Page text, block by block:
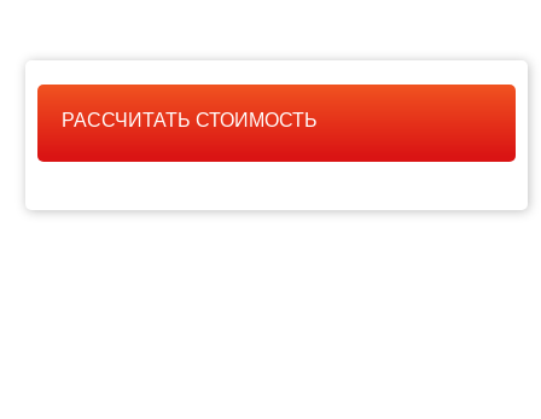
РАССЧИТАТЬ СТОИМОСТЬ